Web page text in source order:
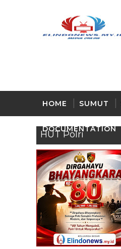
HOME SUMUT
DOCUMENTATION
HUT Polri